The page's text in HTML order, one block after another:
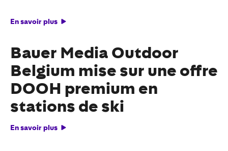
En savoir plus
Bauer Media Outdoor
Belgium mise sur une offre
DOOH premium en
stations de ski
En savoir plus